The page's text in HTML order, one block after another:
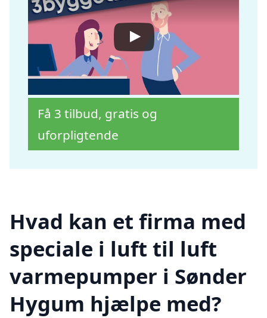
Få 3 tilbud, gratis og
uforpligtende
Hvad kan et firma med
speciale i luft til luft
varmepumper i Sønder
Hygum hjælpe med?